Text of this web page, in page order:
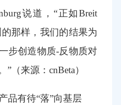
说道，“正如Breit
的那样，我们的结果为
步创造物质-反物质对
”（来源：cnBeta）
品有待“落”向基层